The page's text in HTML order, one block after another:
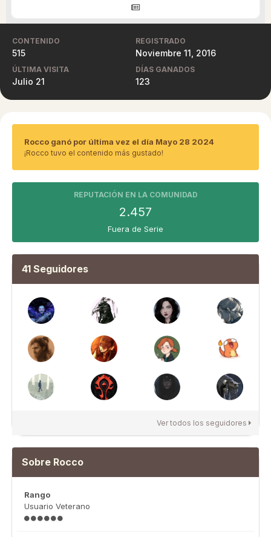
CONTENIDO
515
REGISTRADO
Noviembre 11, 2016
ÚLTIMA VISITA
Julio 21
DÍAS GANADOS
123
Rocco ganó por última vez el día Mayo 28 2024
¡Rocco tuvo el contenido más gustado!
REPUTACIÓN EN LA COMUNIDAD
2.457
Fuera de Serie
41 Seguidores
Ver todos los seguidores
Sobre Rocco
Rango
Usuario Veterano